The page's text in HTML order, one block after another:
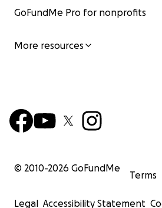
GoFundMe Pro for nonprofits
More resources
© 2010-2026 GoFundMe
Terms
Legal Accessibility Statement